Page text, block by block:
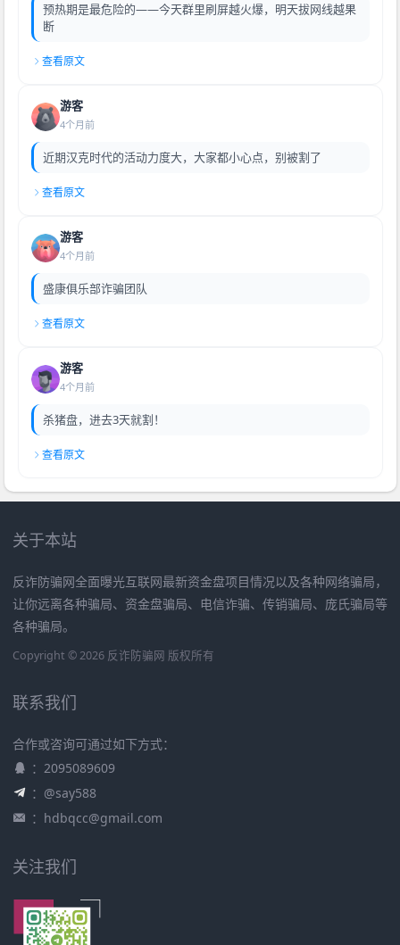
预热期是最危险的——今天群里刷屏越火爆，明天拔网线越果
断
查看原文
游客
4个月前
近期汉克时代的活动力度大，大家都小心点，别被割了
查看原文
游客
4个月前
盛康俱乐部诈骗团队
查看原文
游客
4个月前
杀猪盘，进去3天就割！
查看原文
关于本站
反诈防骗网全面曝光互联网最新资金盘项目情况以及各种网络骗局，
让你远离各种骗局、资金盘骗局、电信诈骗、传销骗局、庞氏骗局等
各种骗局。
Copyright © 2026 反诈防骗网 版权所有
联系我们
合作或咨询可通过如下方式：
：2095089609
：@say588
： hdbqcc@gmail.com
关注我们